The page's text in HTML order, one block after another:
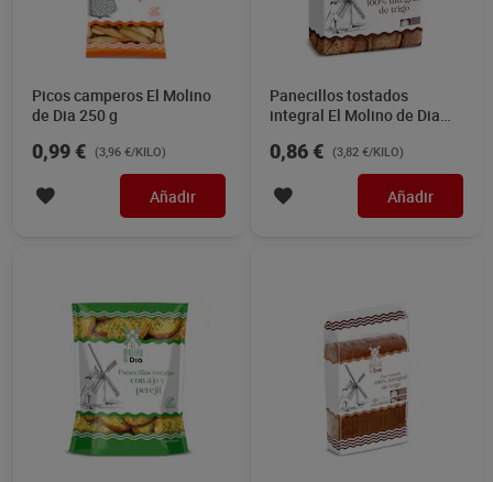
Picos camperos El Molino
de Dia 250 g
0,99 € (3,96 €/KILO)
Añadir
Panecillos tostados
integral El Molino de Dia
0,86 € (3,82 €/KILO)
Añadir